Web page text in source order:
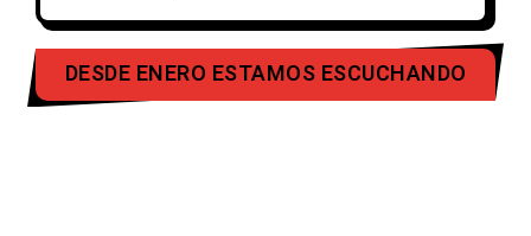
DESDE ENERO ESTAMOS ESCUCHANDO